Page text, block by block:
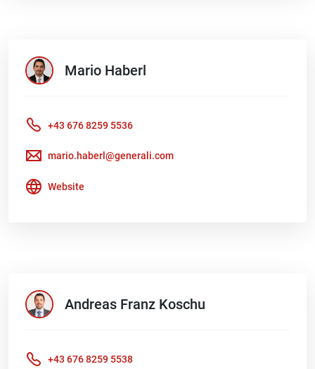
Mario Haberl
+43 676 8259 5536
mario.haberl@generali.com
Website
Andreas Franz Koschu
+43 676 8259 5538